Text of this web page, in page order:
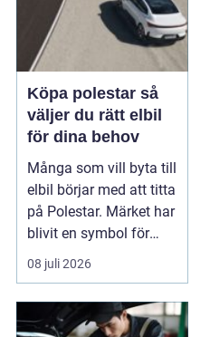
Köpa polestar så
väljer du rätt elbil
för dina behov
Många som vill byta till
elbil börjar med att titta
på Polestar. Märket har
blivit en symbol för
mod...
08 juli 2026